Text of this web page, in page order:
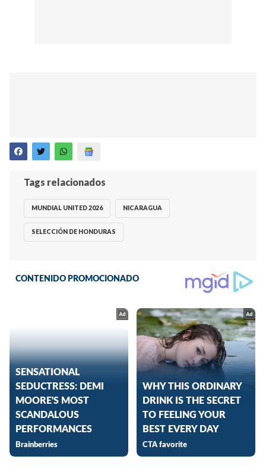
Tags relacionados
MUNDIAL UNITED 2026 NICARAGUA
SELECCIÓN DE HONDURAS